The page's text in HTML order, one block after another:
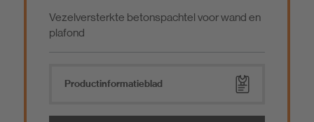
Vezelversterkte betonspachtel voor wand en
plafond
Product­informatieblad